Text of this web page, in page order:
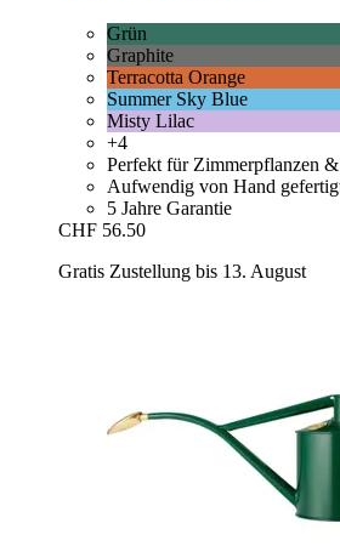
Grün
Graphite
Terracotta Orange
Summer Sky Blue
Misty Lilac
+4
Perfekt für Zimmerpflanzen
Aufwendig von Hand
5 Jahre Garantie
CHF 56.50
Gratis Zustellung bis 13. August